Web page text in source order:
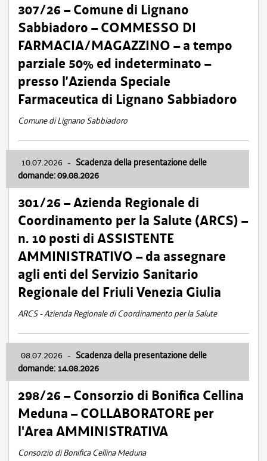
307/26 – Comune di Lignano
Sabbiadoro – COMMESSO DI
FARMACIA/MAGAZZINO – a tempo
parziale 50% ed indeterminato –
presso l’Azienda Speciale
Farmaceutica di Lignano Sabbiadoro
Comune di Lignano Sabbiadoro
10.07.2026 - Scadenza della presentazione delle
domande: 09.08.2026
301/26 – Azienda Regionale di
Coordinamento per la Salute (ARCS) –
n. 10 posti di ASSISTENTE
AMMINISTRATIVO – da assegnare
agli enti del Servizio Sanitario
Regionale del Friuli Venezia Giulia
ARCS - Azienda Regionale di Coordinamento per la Salute
08.07.2026 - Scadenza della presentazione delle
domande: 14.08.2026
298/26 – Consorzio di Bonifica Cellina
Meduna – COLLABORATORE per
l'Area AMMINISTRATIVA
Consorzio di Bonifica Cellina Meduna